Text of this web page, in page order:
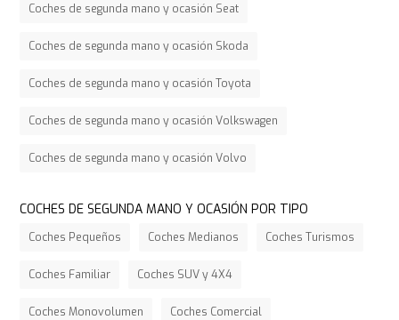
Coches de segunda mano y ocasión Seat
Coches de segunda mano y ocasión Skoda
Coches de segunda mano y ocasión Toyota
Coches de segunda mano y ocasión Volkswagen
Coches de segunda mano y ocasión Volvo
COCHES DE SEGUNDA MANO Y OCASIÓN POR TIPO
Coches Pequeños Coches Medianos Coches Turismos
Coches Familiar Coches SUV y 4X4
Coches Monovolumen Coches Comercial